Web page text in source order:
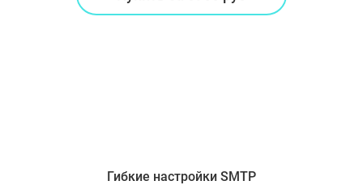
Гибкие настройки SMTP